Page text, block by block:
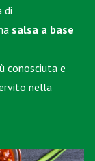
di
salsa a base
conosciuta e
nella